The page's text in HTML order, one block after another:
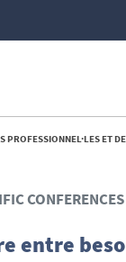
PROFESSIONNEL·LES ET
entre